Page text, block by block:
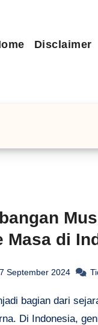
Disclaimer
Masa di
7 September 2024
bagian dari
Di Indonesia,